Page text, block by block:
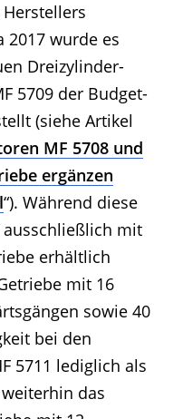
2017 wurde es
Dreizylinder-
5709 der Budget-
(siehe Artikel
MF 5708 und
ergänzen
“). Während diese
mit
erhältlich
mit 16
sowie 40
bei den
5711 lediglich als
das